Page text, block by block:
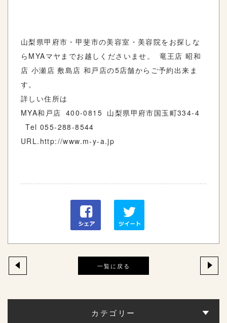
山梨県甲府市・甲斐市の美容室・美容院をお探しな
らMYAマヤまでお越しくださいませ。 竜王店 昭和
店 小瀬店 敷島店 和戸店の5店舗からご予約出来ま
す。
詳しい住所は
MYA和戸店 400-0815 山梨県甲府市国玉町334-4
Tel 055-288-8544
URL.http://www.m-y-a.jp
一覧に戻る
カテゴリー